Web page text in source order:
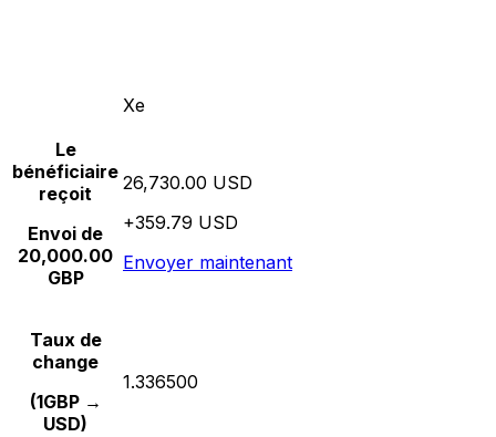
Xe
Le
bénéficiaire
reçoit
Envoi de
20,000.00
GBP
26,730.00 USD
+359.79 USD
Envoyer maintenant
Taux de
change
(1GBP →
USD)
1.336500